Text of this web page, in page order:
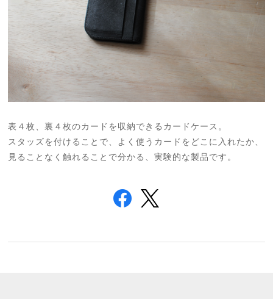
表４枚、裏４枚のカードを収納できるカードケース。
スタッズを付けることで、よく使うカードをどこに入れたか、
見ることなく触れることで分かる、実験的な製品です。